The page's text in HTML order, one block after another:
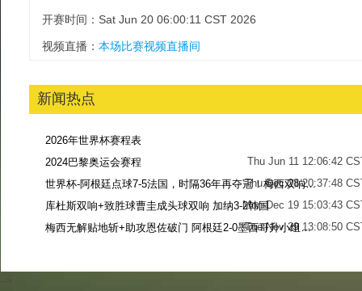
开赛时间：Sat Jun 20 06:00:11 CST 2026
视频直播： 本场比赛视频直播间
新闻热点
2026年世界杯赛程表
Thu Jun 11 12:06:42
2024巴黎奥运会赛程
Thu Dec 28 20:37:48
世界杯-阿根廷点球7-5法国，时隔36年再夺冠！梅西双响姆巴佩戴帽
Mon Dec 19 15:03:43
库杜斯双响+致胜球曹圭成头球双响 加纳3-2韩国
Tue Nov 29 13:08:50
梅西无解贴地斩+助攻恩佐破门 阿根廷2-0墨西哥升小组第二